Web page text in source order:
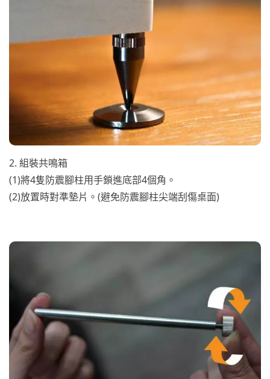
2. 組裝共鳴箱
(1)將4隻防震腳柱用手鎖進底部4個角。
(2)放置時對準墊片。(避免防震腳柱尖端刮傷桌面)